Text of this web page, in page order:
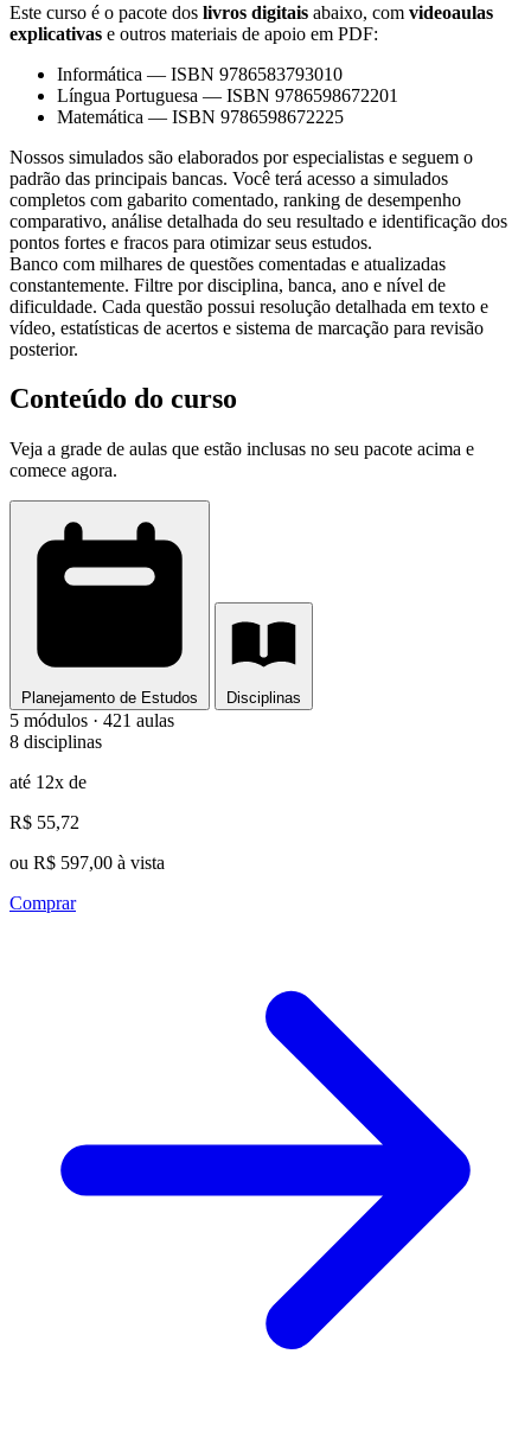
Este curso é o pacote dos livros digitais abaixo, com videoaulas
explicativas e outros materiais de apoio em PDF:
Informática — ISBN 9786583793010
Língua Portuguesa — ISBN 9786598672201
Matemática — ISBN 9786598672225
Nossos simulados são elaborados por especialistas e seguem o
padrão das principais bancas. Você terá acesso a simulados
completos com gabarito comentado, ranking de desempenho
comparativo, análise detalhada do seu resultado e identificação dos
pontos fortes e fracos para otimizar seus estudos.
Banco com milhares de questões comentadas e atualizadas
constantemente. Filtre por disciplina, banca, ano e nível de
dificuldade. Cada questão possui resolução detalhada em texto e
vídeo, estatísticas de acertos e sistema de marcação para revisão
posterior.
Conteúdo do curso
Veja a grade de aulas que estão inclusas no seu pacote acima e
comece agora.
Planejamento de Estudos Disciplinas
5 módulos · 421 aulas
8 disciplinas
até 12x de
R$ 55,72
ou R$ 597,00 à vista
Comprar